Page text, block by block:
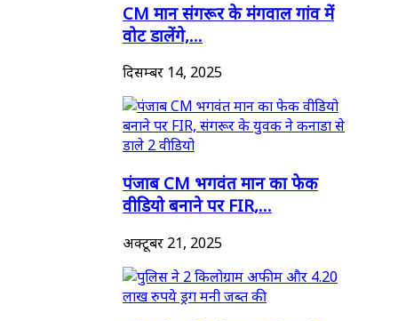
CM मान संगरूर के मंगवाल गांव में
वोट डालेंगे,...
दिसम्बर 14, 2025
पंजाब CM भगवंत मान का फेक
वीडियो बनाने पर FIR,...
अक्टूबर 21, 2025